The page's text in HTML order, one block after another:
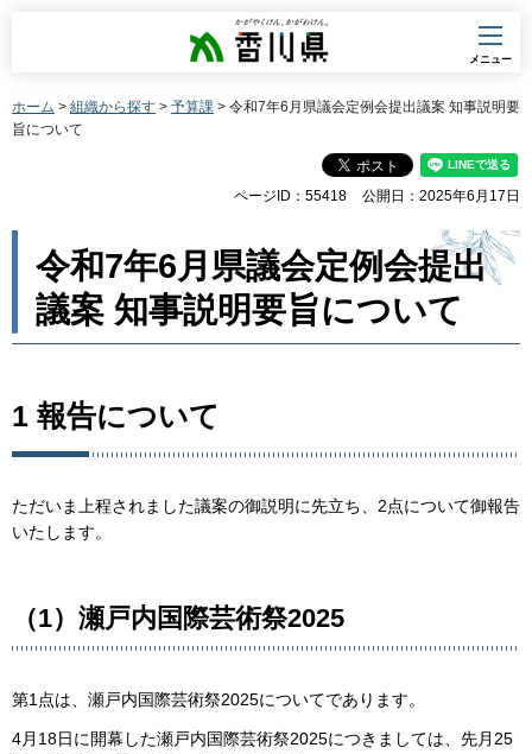
香川県
メニュー
ホーム > 組織から探す > 予算課 > 令和7年6月県議会定例会提出議案 知事説明要
旨について
ページID：55418 公開日：2025年6月17日
令和7年6月県議会定例会提出
議案 知事説明要旨について
1 報告について
ただいま上程されました議案の御説明に先立ち、2点について御報告
いたします。
（1）瀬戸内国際芸術祭2025
第1点は、瀬戸内国際芸術祭2025についてであります。
4月18日に開幕した瀬戸内国際芸術祭2025につきましては、先月25